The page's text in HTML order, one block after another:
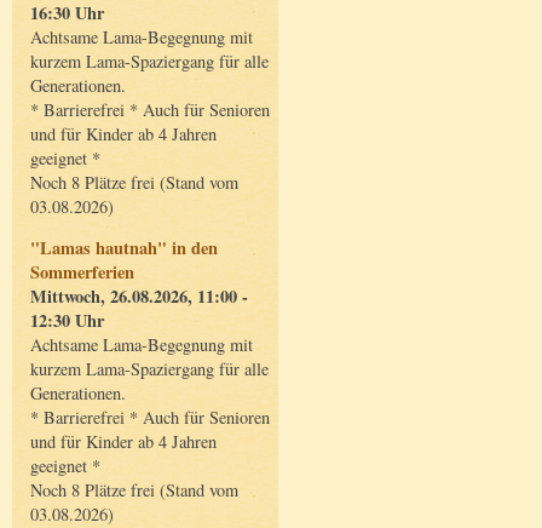
16:30 Uhr
Achtsame Lama-Begegnung mit
kurzem Lama-Spaziergang für alle
Generationen.
* Barrierefrei * Auch für Senioren
und für Kinder ab 4 Jahren
geeignet *
Noch 8 Plätze frei (Stand vom
03.08.2026)
"Lamas hautnah" in den
Sommerferien
Mittwoch, 26.08.2026, 11:00 -
12:30 Uhr
Achtsame Lama-Begegnung mit
kurzem Lama-Spaziergang für alle
Generationen.
* Barrierefrei * Auch für Senioren
und für Kinder ab 4 Jahren
geeignet *
Noch 8 Plätze frei (Stand vom
03.08.2026)